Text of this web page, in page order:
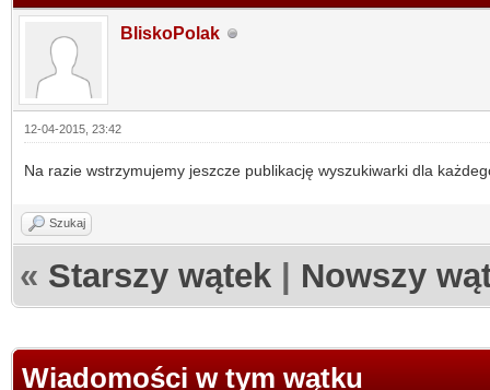
BliskoPolak
12-04-2015, 23:42
Na razie wstrzymujemy jeszcze publikację wyszukiwarki dla
Szukaj
« Starszy wątek Nowszy
Wiadomości w tym wątku